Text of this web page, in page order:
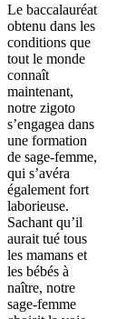
Le baccalauréat
obtenu dans les
conditions que
tout le monde
connaît
maintenant,
notre zigoto
s’engagea dans
une formation
de sage-femme,
qui s’avéra
également fort
laborieuse.
Sachant qu’il
aurait tué tous
les mamans et
les bébés à
naître, notre
sage-femme